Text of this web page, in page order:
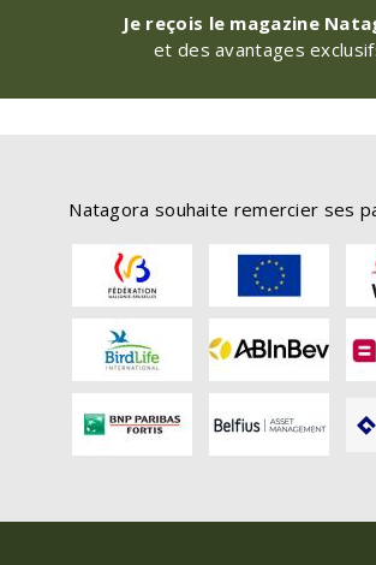
Je reçois le magazine
et des avantages
Natagora souhaite remercier ses